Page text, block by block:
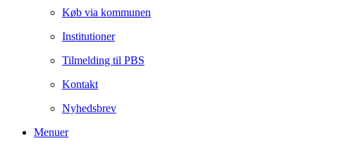
Køb via kommunen
Institutioner
Tilmelding til PBS
Kontakt
Nyhedsbrev
Menuer